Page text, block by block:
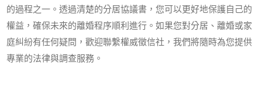
的過程之一。透過清楚的分居協議書，您可以更好地保護自己的
權益，確保未來的離婚程序順利進行。如果您對分居、離婚或家
庭糾紛有任何疑問，歡迎聯繫權威徵信社，我們將隨時為您提供
專業的法律與調查服務。